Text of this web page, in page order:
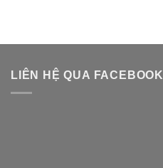
LIÊN HỆ QUA FACEBOOK